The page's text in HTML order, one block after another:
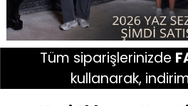
Tüm siparişlerinizde
kullanarak,